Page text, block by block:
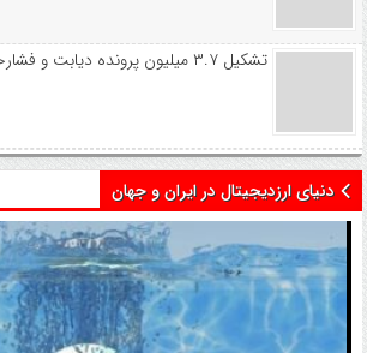
تشکیل ۳.۷ میلیون پرونده دیابت و فشارخون بالا
دنیای ارزدیجیتال در ایران و جهان